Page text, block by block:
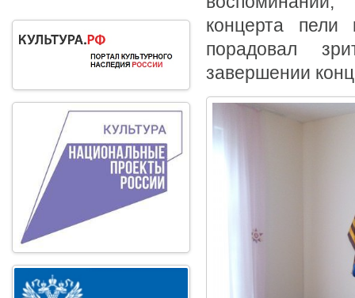
концерта пели
порадовал
завершении